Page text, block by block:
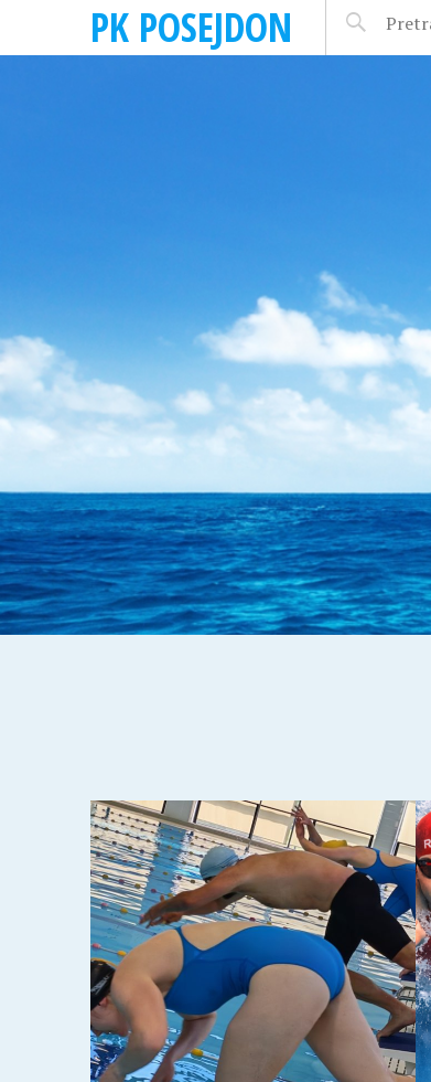
PK POSEJDON
14-05-2026
VIDEO ZAPISI I
REZULTATI 8. KOLO
REPLIGE 2026.